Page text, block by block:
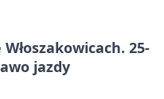
25-
jazdy